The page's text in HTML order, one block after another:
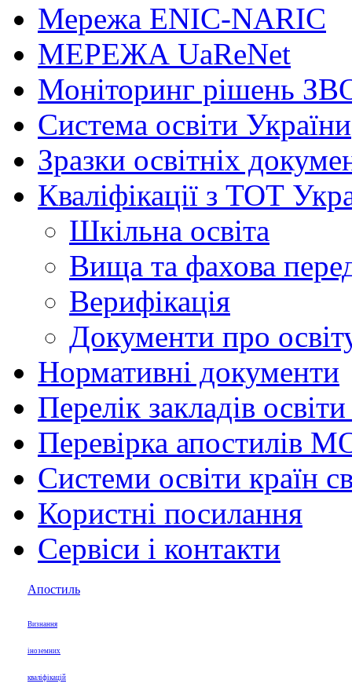
Мережа ENIC-NARIC
МЕРЕЖА UaReNet
Моніторинг рішень
Система освіти України
Зразки освітніх
Кваліфікації з ТОТ
Шкільна освіта
Вища та фахова
Верифікація
Документи про
Нормативні документи
Перелік закладів
Перевірка апостилів
Системи освіти країн
Користні посилання
Сервіси і контакти
Апостиль
Визнання
іноземних
кваліфікацій